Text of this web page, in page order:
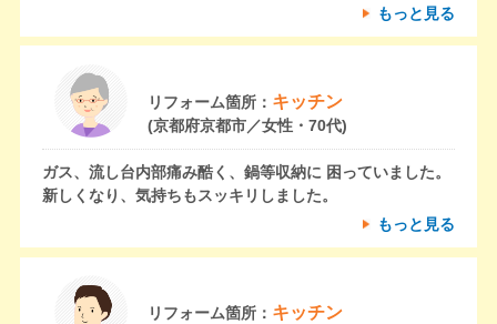
もっと見る
リフォーム箇所： キッチン
(京都府京都市／女性・70代)
ガス、流し台内部痛み酷く、鍋等収納に 困っていました。
新しくなり、気持ちもスッキリしました。
もっと見る
リフォーム箇所： キッチン